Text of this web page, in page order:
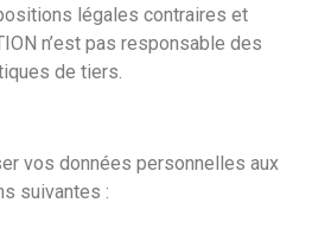
légales contraires et
n’est pas responsable des
de tiers.
vos données personnelles aux
suivantes :